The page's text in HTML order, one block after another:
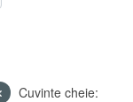
Cuvinte cheie: